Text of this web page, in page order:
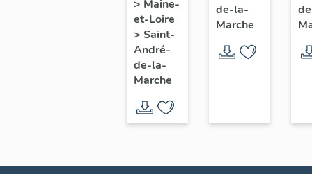
Christian
Chéné,
directeur
de
l'Usine
Chéné,
18 rue
Sacré-
> Maine-
et-Loire
> Saint-
André-
de-la-
Marche
Musée
des
métiers
Saint-
de-la-
Marche